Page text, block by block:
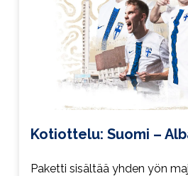
Kotiottelu: Suomi –
Paketti sisältää yhden yön